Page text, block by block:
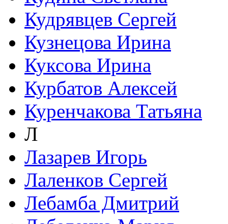
Кудрявцев Сергей
Кузнецова Ирина
Куксова Ирина
Курбатов Алексей
Куренчакова Татьяна
Л
Лазарев Игорь
Лаленков Сергей
Лебамба Дмитрий